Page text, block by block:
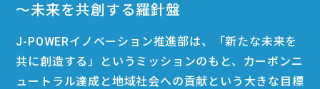
〜未来を共創する羅針盤
J-POWERイノベーション推進部は、「新たな未来を
共に創造する」というミッションのもと、カーボンニ
ュートラル達成と地域社会への貢献という大きな目標